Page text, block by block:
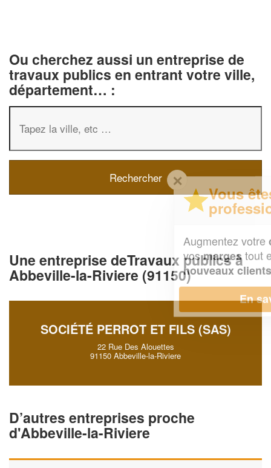
Ou cherchez aussi un entreprise de
travaux publics en entrant votre ville,
département… :
Une entreprise deTravaux publics à
Abbeville-la-Riviere (91150)
SOCIÉTÉ PERROT ET FILS (SAS)
22 Rue Des Alouettes
91150 Abbeville-la-Riviere
D’autres entreprises proche
d'Abbeville-la-Riviere
Vous êtes un
professionnel ?
chiffre d'affaireset
vosmargestout en gagnant de
nouveaux clients!
En savoir plus